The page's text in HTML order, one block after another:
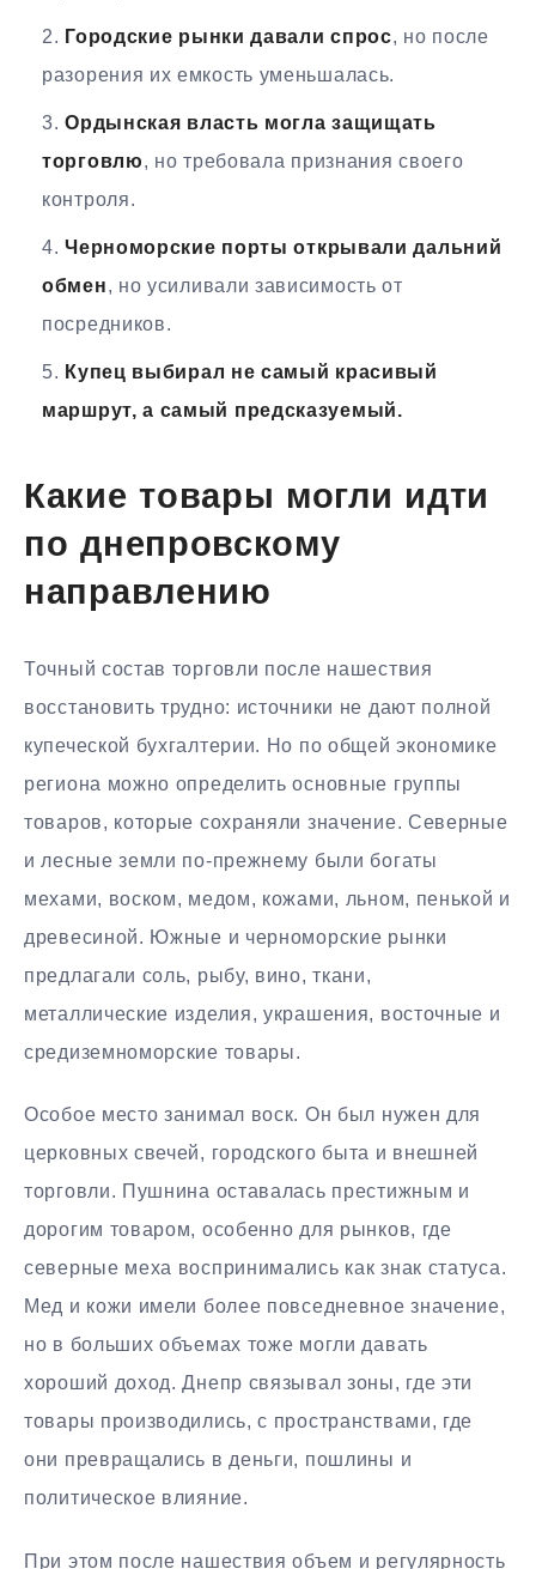
Городские рынки давали спрос, но после
разорения их емкость уменьшалась.
Ордынская власть могла защищать
торговлю, но требовала признания своего
контроля.
Черноморские порты открывали дальний
обмен, но усиливали зависимость от
посредников.
Купец выбирал не самый красивый
маршрут, а самый предсказуемый.
Какие товары могли идти
по днепровскому
направлению
Точный состав торговли после нашествия
восстановить трудно: источники не дают полной
купеческой бухгалтерии. Но по общей экономике
региона можно определить основные группы
товаров, которые сохраняли значение. Северные
и лесные земли по-прежнему были богаты
мехами, воском, медом, кожами, льном, пенькой и
древесиной. Южные и черноморские рынки
предлагали соль, рыбу, вино, ткани,
металлические изделия, украшения, восточные и
средиземноморские товары.
Особое место занимал воск. Он был нужен для
церковных свечей, городского быта и внешней
торговли. Пушнина оставалась престижным и
дорогим товаром, особенно для рынков, где
северные меха воспринимались как знак статуса.
Мед и кожи имели более повседневное значение,
но в больших объемах тоже могли давать
хороший доход. Днепр связывал зоны, где эти
товары производились, с пространствами, где
они превращались в деньги, пошлины и
политическое влияние.
При этом после нашествия объем и регулярность